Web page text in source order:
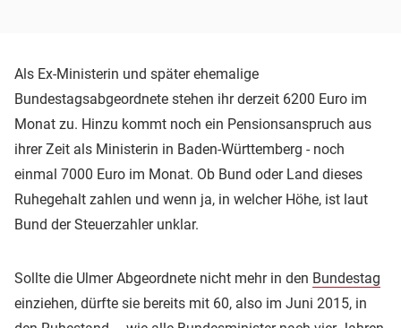
Als Ex-Ministerin und später ehemalige
Bundestagsabgeordnete stehen ihr derzeit 6200 Euro im
Monat zu. Hinzu kommt noch ein Pensionsanspruch aus
ihrer Zeit als Ministerin in Baden-Württemberg - noch
einmal 7000 Euro im Monat. Ob Bund oder Land dieses
Ruhegehalt zahlen und wenn ja, in welcher Höhe, ist laut
Bund der Steuerzahler unklar.
Sollte die Ulmer Abgeordnete nicht mehr in den Bundestag
einziehen, dürfte sie bereits mit 60, also im Juni 2015, in